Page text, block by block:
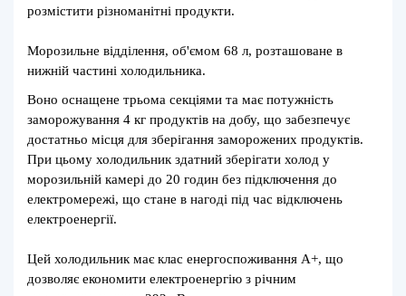
розмістити різноманітні продукти.
Морозильне відділення, об'ємом 68 л, розташоване в
нижній частині холодильника.
Воно оснащене трьома секціями та має потужність
заморожування 4 кг продуктів на добу, що забезпечує
достатньо місця для зберігання заморожених продуктів.
При цьому холодильник здатний зберігати холод у
морозильній камері до 20 годин без підключення до
електромережі, що стане в нагоді під час відключень
електроенергії.
Цей холодильник має клас енергоспоживання A+, що
дозволяє економити електроенергію з річним